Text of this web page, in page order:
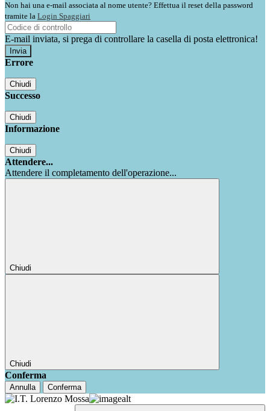
Non hai una e-mail associata al nome utente? Effettua il reset della password
tramite la Login Spaggiari
E-mail inviata, si prega di controllare la casella di posta elettronica!
Errore
Chiudi
Successo
Chiudi
Informazione
Chiudi
Attendere...
Attendere il completamento dell'operazione...
Chiudi
Chiudi
Conferma
Annulla Conferma